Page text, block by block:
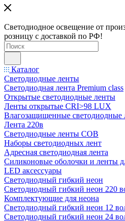
Светодиодное освещение от
розницу с доставкой по РФ!
Каталог
Светодиодные ленты
Светодиодная лента Premium class
Открытые светодиодные ленты
Ленты открытые CRI>98 LUX
Влагозащищенные светодиодные
Лента 220в
Светодиодные ленты COB
Наборы светодиодных лент
Адресная светодиодная лента
Силиконовые оболочки и ленты
LED аксессуары
Светодиодный гибкий неон
Светодиодный гибкий неон 220
Комплектующие для неона
Светодиодный гибкий неон 12
Светодиодный гибкий неон 24